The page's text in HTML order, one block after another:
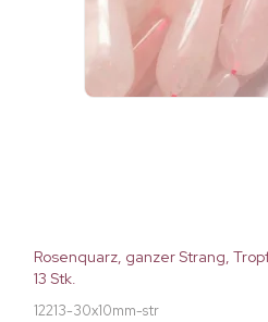
Rosenquarz, ganzer Strang,
13 Stk.
12213-30x10mm-str